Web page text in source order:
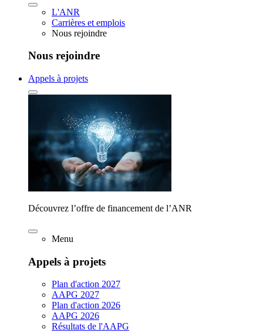
L'ANR
Carrières et emplois
Nous rejoindre
Nous rejoindre
Appels à projets
Découvrez l’offre de financement de l’ANR
Menu
Appels à projets
Plan d'action 2027
AAPG 2027
Plan d'action 2026
AAPG 2026
Résultats de l'AAPG